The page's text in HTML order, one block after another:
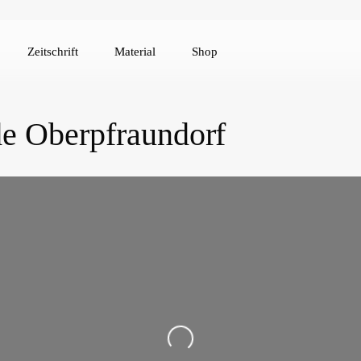
Zeitschrift Material Shop
Oberpfraundorf
Loading...